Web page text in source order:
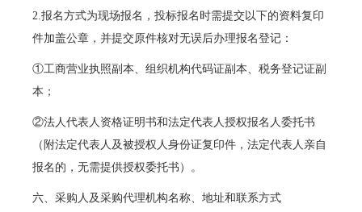
2.报名方式为现场报名，投标报名时需提交以下的资料复印
件加盖公章，并提交原件核对无误后办理报名登记：
①工商营业执照副本、组织机构代码证副本、税务登记证副
本；
②法人代表人资格证明书和法定代表人授权报名人委托书
（附法定代表人及被授权人身份证复印件，法定代表人亲自
报名的，无需提供授权委托书）。
六、采购人及采购代理机构名称、地址和联系方式